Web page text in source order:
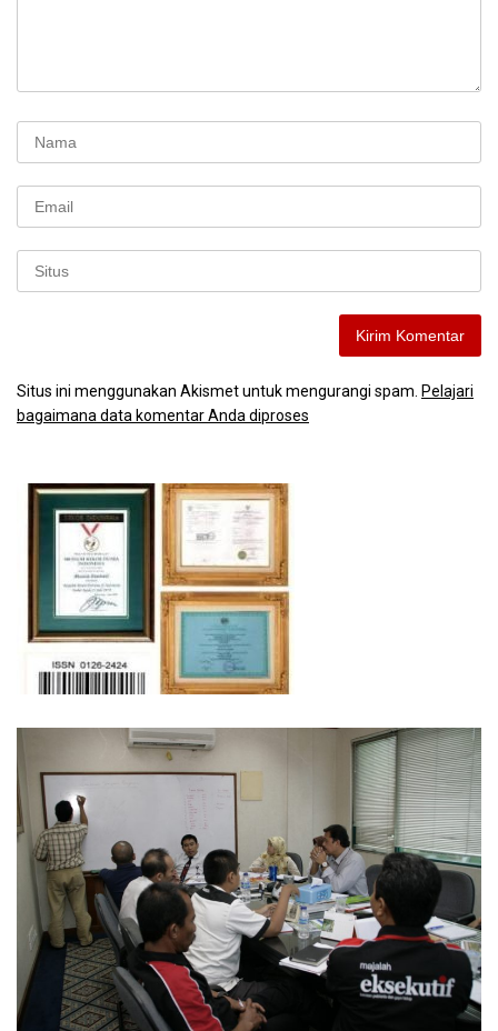
Situs ini menggunakan Akismet untuk mengurangi spam. Pelajari
bagaimana data komentar Anda diproses